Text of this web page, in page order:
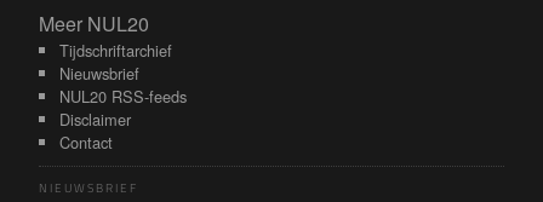
Meer NUL20
Meer NUL20
Tijdschriftarchief
Nieuwsbrief
NUL20 RSS-feeds
Disclaimer
Contact
NIEUWSBRIEF